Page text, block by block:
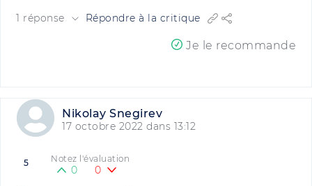
1 réponse Répondre à la critique
Je le recommande
Nikolay Snegirev
17 octobre 2022 dans 13:12
5 Notez l'évaluation
0 0